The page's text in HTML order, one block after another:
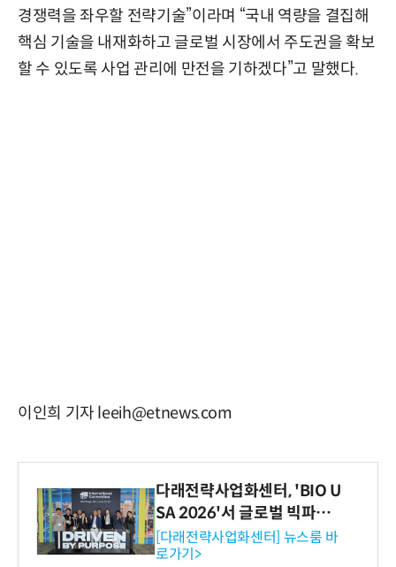
경쟁력을 좌우할 전략기술”이라며 “국내 역량을 결집해
핵심 기술을 내재화하고 글로벌 시장에서 주도권을 확보
할 수 있도록 사업 관리에 만전을 기하겠다”고 말했다.
이인희 기자 leeih@etnews.com
다래전략사업화센터, 'BIO U
SA 2026'서 글로벌 빅파마
와의 비즈니스 미팅 지원…K
-바이오 해외 진출 교두보 확
[다래전략사업화센터] 뉴스룸 바
로가기>